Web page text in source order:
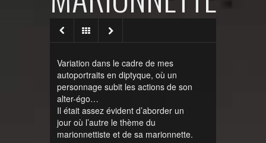
Variation dans le cadre de mes
autoportraits en diptyque, où un
personnage subit les actions de son
alter-égo…
Il était assez évident d’aborder un
jour où l’autre le thème du
marionnettiste et de sa marionnette.